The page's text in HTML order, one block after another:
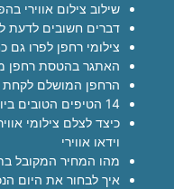
שילוב צילום אווירי
דברים חשובים לדעת
צילומי רחפן לפרו גם
האתגר בהטסת רחפן
הרחפן המושלם לקחת
14 הטיפים הטובים ביותר על רחפנים מקצועיים וצילומי רחפן
כיצד לצלם צילומי
וידאו אווירי
מהו המחיר המקובל בתחום
איך לבחור את היום